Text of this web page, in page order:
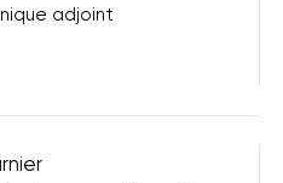
adjoint